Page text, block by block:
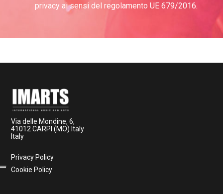
privacy ai sensi del regolamento UE 679/2016.
Via delle Mondine, 6,
41012 CARPI (MO) Italy
Italy
Privacy Policy
Cookie Policy